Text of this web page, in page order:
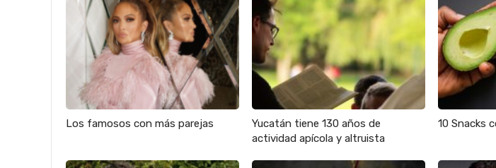
Los famosos con más parejas
Yucatán tiene 130 años de
actividad apícola y altruista
10 Snacks